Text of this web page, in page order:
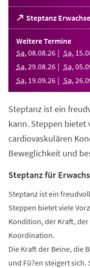
Steptanz
(Öffnet
in
einem
neuen
Tab)
Weitere Termine
Sa, 08.08.26 Sa, 15.
Sa, 29.08.26 Sa, 05.
Sa, 19.09.26 Sa, 26.
Steptanz ist ein
kann. Steppen bietet
cardiovaskulären
Beweglichkeit und
Steptanz für
Steptanz ist ein
Steppen bietet viele
Kondition, der Kraft,
Koordination.
Die Kraft der Beine, die
und Fü?en steigert